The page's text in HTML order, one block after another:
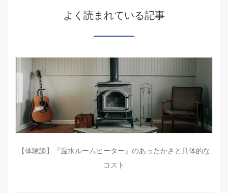
よく読まれている記事
【体験談】『温水ルームヒーター』のあったかさと具体的な
コスト